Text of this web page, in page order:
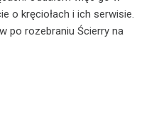
o kręciołach i ich serwisie.
po rozebraniu Ścierry na